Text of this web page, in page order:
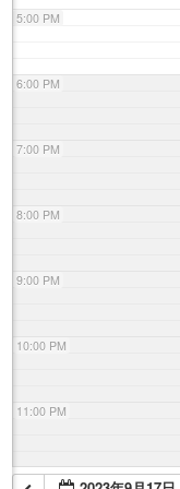
5:00 PM
6:00 PM
7:00 PM
8:00 PM
9:00 PM
10:00 PM
11:00 PM